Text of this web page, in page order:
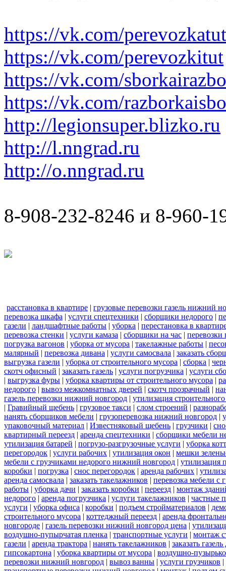
https://vk.com/perevozkatut
https://vk.com/perevozkitut
https://vk.com/
https://vk.com/
http://legionsuper.blizko.ru
http://l.nngrad.ru
http://o.nngrad.ru
8-908-232-8246 и 8-960-
расстановка в квартире | грузовые перевозки газель нижний
перевозка шкафа | услуги спецтехники | сборщики недорого |
газели | ландшафтные работы | уборка | перестановка в
перевозка стенки | услуги камаза | сборщики на час | перевозки
погрузка вагонов | уборка от мусора | такелажные работы |
малярный | перевозка дивана | услуги самосвала | заказать
выгрузка газели | уборка от строительного мусора | сборка |
скотч офисный | заказать газель | услуги погрузчика | услуги
| выгрузка фуры | уборка квартиры от строительного мусора |
недорого | вывоз межкомнатных дверей | скотч прозрачный |
газель перевозки нижний новгород | утилизация
| Гравийный щебень | грузовое такси | слом строений |
нанять сборщиков мебели | грузоперевозка нижний новгород |
упаковочный материал | Известняковый щебень | грузчики |
квартирный переезд | аренда спецтехники | сборщики мебели
утилизация батарей | погрузо-разгрузочные услуги | уборка
перегородок | услуги рабочих | утилизация окон | мешки
мебели с грузчиками недорого нижний новгород | утилизация
коробки | погрузка | снос перегородок | аренда рабочих |
аренда самосвала | заказать такелажников | перевозка мебели с
работы | уборка дачи | заказать коробки | переезд | монтаж
недорого | аренда погрузчика | услуги такелажников | частные
услуги | уборка офиса | коробки | подъем стройматериалов |
строительного мусора | коттеджный переезд | аренда
новгороде | газель перевозки нижний новгород цена |
воздушно-пупырчатая пленка | транспортные услуги | монтаж
газели | аренда трактора | нанять такелажников | заказать
гипсокартона | уборка квартиры от мусора | воздушно-
перевозки нижний новгород | вывоз ванны | услуги грузчиков |